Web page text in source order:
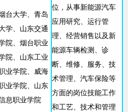
台大学、青岛
学、山东交通
院、烟台职业
院、山东工业
业学院、威海
业学院、山东
息职业学院
位，从事新能源汽车
应用研究、运行管
理、经营销售以及新
能源车辆检测、诊
断、维修、服务、技
术管理、汽车保险等
方面的岗位技能工作
和工艺、技术和管理